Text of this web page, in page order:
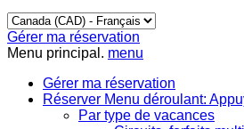
Gérer ma réservation
Menu principal. menu
Gérer ma réservation
Réserver Menu déroulant:
Par type de vacances